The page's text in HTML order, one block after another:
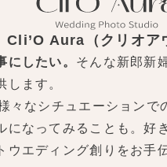
Cli’O Aura（クリオア
にしたい。 そんな新郎新
します。
々なシチュエーション
になってみることも。好
ウエディング創りをお手